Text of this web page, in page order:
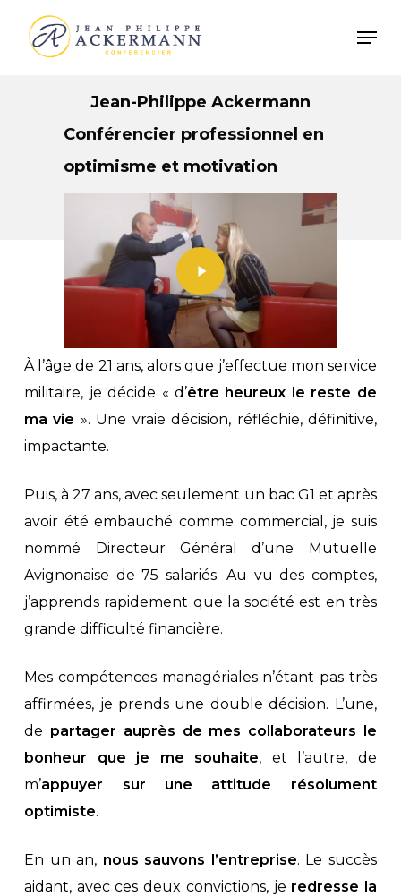
Jean-Philippe Ackermann
Conférencier professionnel en
optimisme et motivation
À l’âge de 21 ans, alors que j’effectue mon service
militaire, je décide « d’être heureux le reste de
ma vie ». Une vraie décision, réfléchie, définitive,
impactante.
Puis, à 27 ans, avec seulement un bac G1 et après
avoir été embauché comme commercial, je suis
nommé Directeur Général d’une Mutuelle
Avignonaise de 75 salariés. Au vu des comptes,
j’apprends rapidement que la société est en très
grande difficulté financière.
Mes compétences managériales n’étant pas très
affirmées, je prends une double décision. L’une,
de partager auprès de mes collaborateurs le
bonheur que je me souhaite, et l’autre, de
m’appuyer sur une attitude résolument
optimiste.
En un an, nous sauvons l’entreprise. Le succès
aidant, avec ces deux convictions, je redresse la